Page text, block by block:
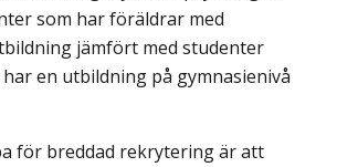
som har föräldrar med
jämfört med studenter
en utbildning på gymnasienivå
för breddad rekrytering är att